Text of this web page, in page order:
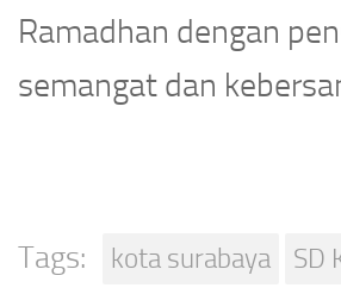
Ramadhan dengan
semangat dan
Tags: kota surabaya
SD